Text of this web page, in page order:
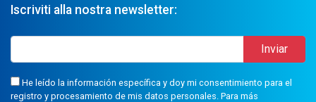
Iscriviti alla nostra newsletter:
He leído la información específica y doy mi consentimiento para el
registro y procesamiento de mis datos personales. Para más